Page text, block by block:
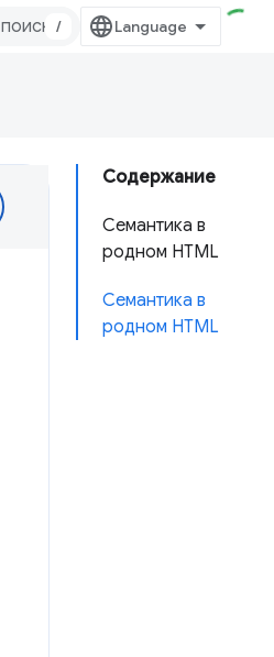
/
Содержание
Семантика в
родном HTML
Семантика в
родном HTML